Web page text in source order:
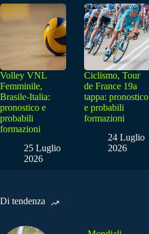
Volley VNL
Femminile,
Brasile-Italia:
pronostico e
probabili
formazioni
25 Luglio
2026
Ciclismo, Tour
de France 19a
tappa: pronostico
e probabili
formazioni
24 Luglio
2026
Di tendenza